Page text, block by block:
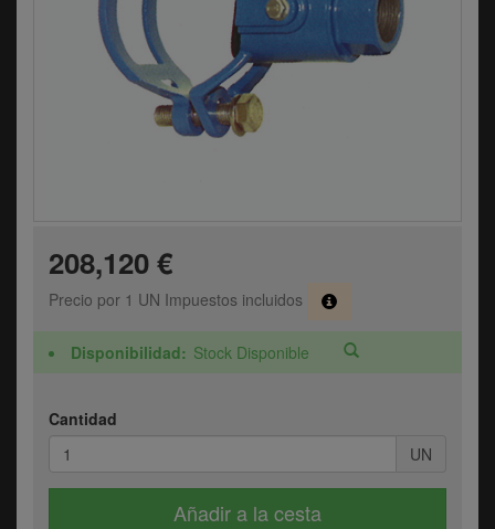
208,120 €
Precio por 1 UN Impuestos incluidos
Disponibilidad Stock Disponible
Cantidad
UN
Añadir a la cesta